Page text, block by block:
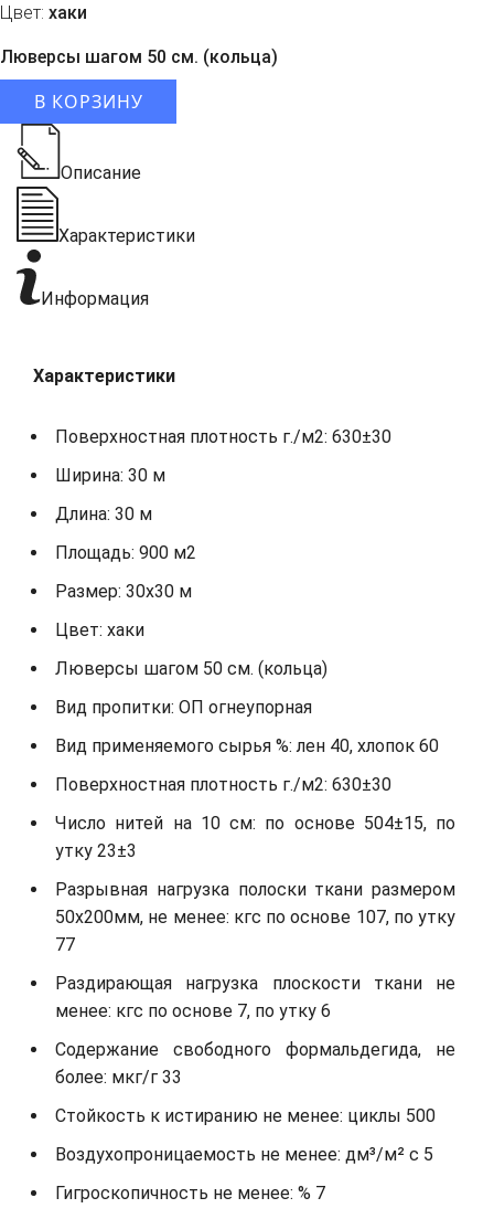
Цвет: хаки
Люверсы шагом 50 см. (кольца)
В КОРЗИНУ
Описание
Характеристики
Информация
Характеристики
Поверхностная плотность г./м2: 630±30
Ширина: 30 м
Длина: 30 м
Площадь: 900 м2
Размер: 30х30 м
Цвет: хаки
Люверсы шагом 50 см. (кольца)
Вид пропитки: ОП огнеупорная
Вид применяемого сырья %: лен 40, хлопок 60
Поверхностная плотность г./м2: 630±30
Число нитей на 10 см: по основе 504±15, по
утку 23±3
Разрывная нагрузка полоски ткани размером
50х200мм, не менее: кгс по основе 107, по утку
77
Раздирающая нагрузка плоскости ткани не
менее: кгс по основе 7, по утку 6
Содержание свободного формальдегида, не
более: мкг/г 33
Стойкость к истиранию не менее: циклы 500
Воздухопроницаемость не менее: дм³/м² с 5
Гигроскопичность не менее: % 7